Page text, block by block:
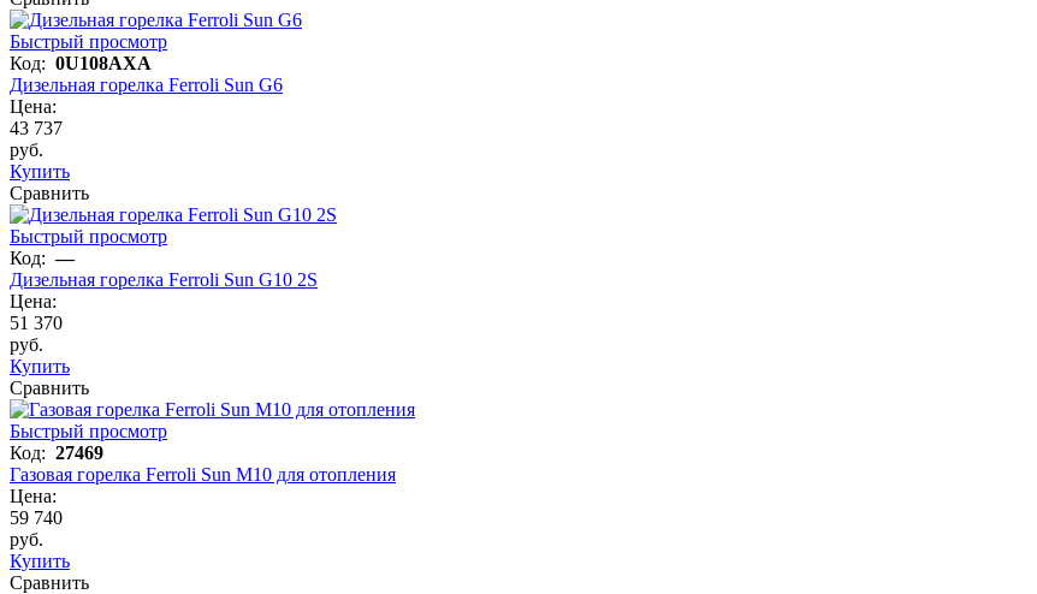
Быстрый просмотр
Код: 0U108AXA
Дизельная горелка Ferroli Sun G6
Цена:
43 737
руб.
Купить
Сравнить
Быстрый просмотр
Код:—
Дизельная горелка Ferroli Sun G10 2S
Цена:
51 370
руб.
Купить
Сравнить
Быстрый просмотр
Код: 27469
Газовая горелка Ferroli Sun M10 для отопления
Цена:
59 740
руб.
Купить
Сравнить